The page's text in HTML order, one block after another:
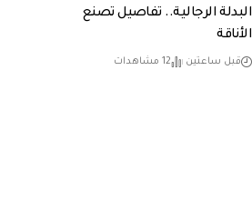
البدلة الرجالية.. تفاصيل تصنع
الأناقة
قبل ساعتين 12 مشاهدات